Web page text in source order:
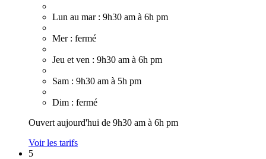
Lun au mar : 9h30 am à 6h pm
Mer : fermé
Jeu et ven : 9h30 am à 6h pm
Sam : 9h30 am à 5h pm
Dim : fermé
Ouvert aujourd'hui de 9h30 am à 6h pm
Voir les tarifs
5